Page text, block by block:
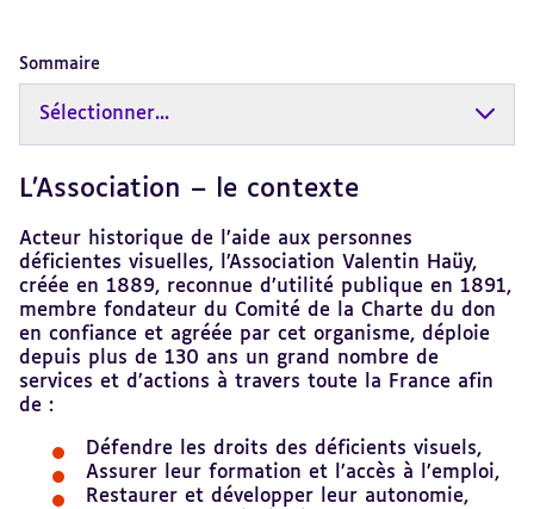
Sommaire
Sélectionner...
L’Association – le contexte
Acteur historique de l’aide aux personnes
déficientes visuelles, l’Association Valentin Haüy,
créée en 1889, reconnue d’utilité publique en 1891,
membre fondateur du Comité de la Charte du don
en confiance et agréée par cet organisme, déploie
depuis plus de 130 ans un grand nombre de
services et d’actions à travers toute la France afin
de :
Défendre les droits des déficients visuels,
Assurer leur formation et l’accès à l’emploi,
Restaurer et développer leur autonomie,
Revenir
sommaire